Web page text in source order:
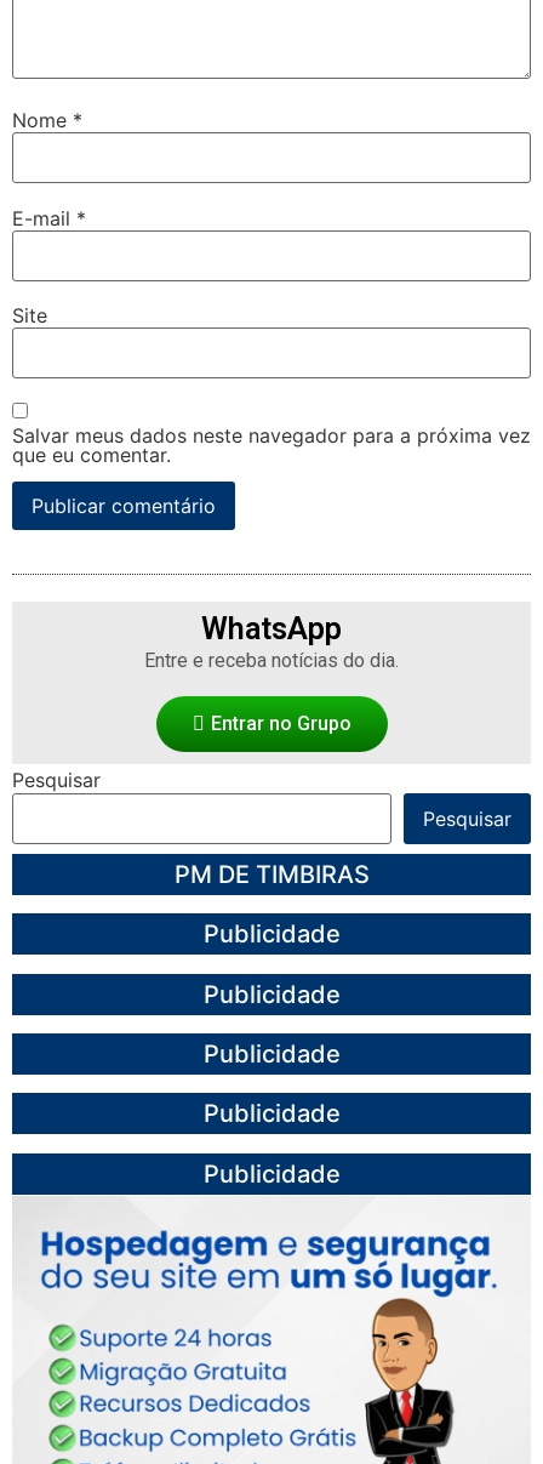
Nome *
E-mail *
Site
Salvar meus dados neste navegador para a próxima vez
que eu comentar.
WhatsApp
Entre e receba notícias do dia.
Entrar no Grupo
Pesquisar
Pesquisar
PM DE TIMBIRAS
Publicidade
Publicidade
Publicidade
Publicidade
Publicidade